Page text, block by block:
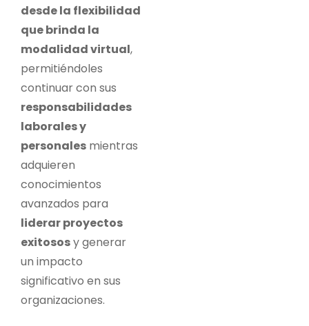
desde la flexibilidad
que brinda la
modalidad virtual,
permitiéndoles
continuar con sus
responsabilidades
laborales y
personales mientras
adquieren
conocimientos
avanzados para
liderar proyectos
exitososy generar
un impacto
significativo en sus
organizaciones.